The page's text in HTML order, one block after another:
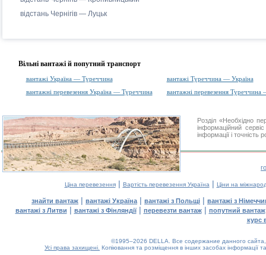
відстань Чернігів — Луцьк
Вільні вантажі й попутний транспорт
вантажі Україна — Туреччина
вантажі Туреччина — Україна
вантажні перевезення Україна — Туреччина
вантажні перевезення Туреччина
Розділ «Необхідно
інформаційний
інформації і
Ціна перевезення| Вартість перевезення Україна | Ціни на
знайти вантаж | вантажі Україна | вантажі з Польщі | вантажі з
вантажі з Литви | вантажі з Фінляндії| перевезти вантаж| попутний вантаж
курс
©1995–2026 DELLA. Все содержание данного
Усі права захищені. Копіювання та розміщення в інших засобах інформації